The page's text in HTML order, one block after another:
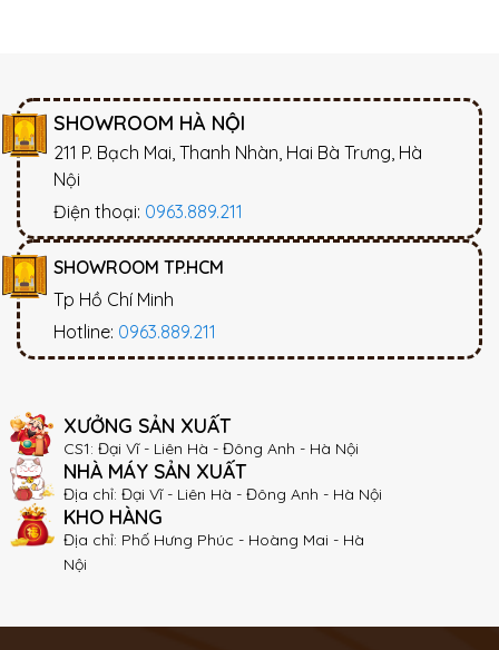
SHOWROOM HÀ NỘI
211 P. Bạch Mai, Thanh Nhàn, Hai Bà Trưng, Hà
Nội
Điện thoại: 0963.889.211
SHOWROOM TP.HCM
Tp Hồ Chí Minh
Hotline: 0963.889.211
XƯỞNG SẢN XUẤT
CS1: Đại Vĩ - Liên Hà - Đông Anh - Hà Nội
NHÀ MÁY SẢN XUẤT
Địa chỉ: Đại Vĩ - Liên Hà - Đông Anh - Hà Nội
KHO HÀNG
Địa chỉ: Phố Hưng Phúc - Hoàng Mai - Hà
Nội